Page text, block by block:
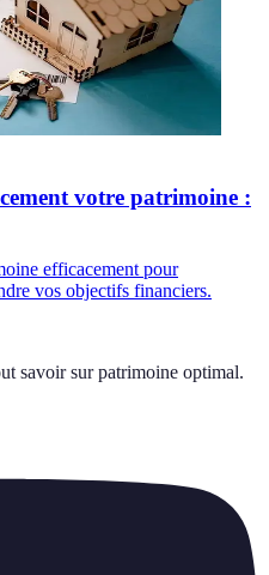
votre patrimoine :
efficacement pour
vos objectifs financiers.
savoir sur patrimoine optimal.